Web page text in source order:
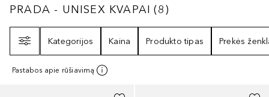
PRADA - UNISEX KVAPAI8
PRADA - UNISEX KVAPAI (8)
Kategorijos
Kaina Produkto tipas Prekės
Pastabos apie rūšiavimą